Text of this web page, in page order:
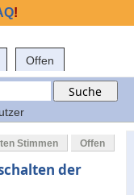
Offen
Stimmen Offen
der
!